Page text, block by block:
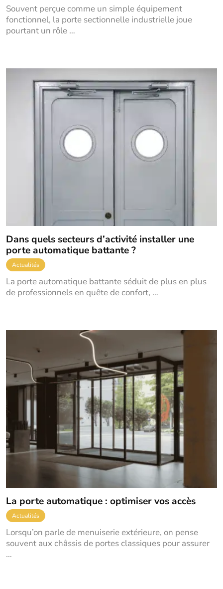
Souvent perçue comme un simple équipement
fonctionnel, la porte sectionnelle industrielle joue
pourtant un rôle …
Dans quels secteurs d’activité installer une
porte automatique battante ?
Actualités
La porte automatique battante séduit de plus en plus
de professionnels en quête de confort, …
La porte automatique : optimiser vos accès
Actualités
Lorsqu’on parle de menuiserie extérieure, on pense
souvent aux châssis de portes classiques pour assurer
…